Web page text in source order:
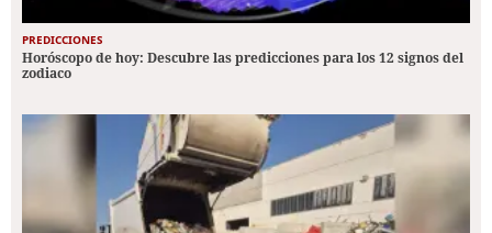
PREDICCIONES
Horóscopo de hoy: Descubre las predicciones para los 12 signos del
zodiaco